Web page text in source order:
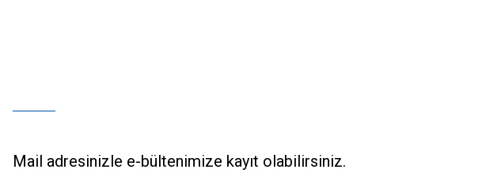
Mail adresinizle e-bültenimize kayıt olabilirsiniz.